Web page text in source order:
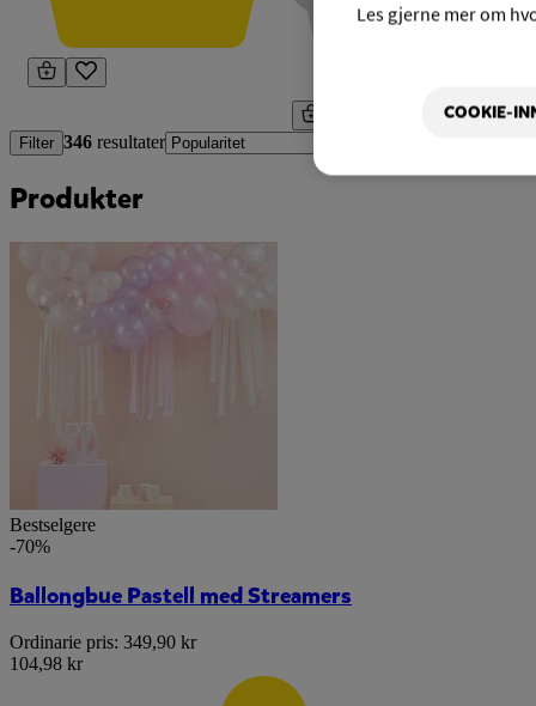
Filter 346 resultater
Produkter
Bestselgere
-70%
Ballongbue Pastell med Streamers
Ordinarie pris: 349,90 kr
104,98 kr
Les gjerne mer om
COOKIE-